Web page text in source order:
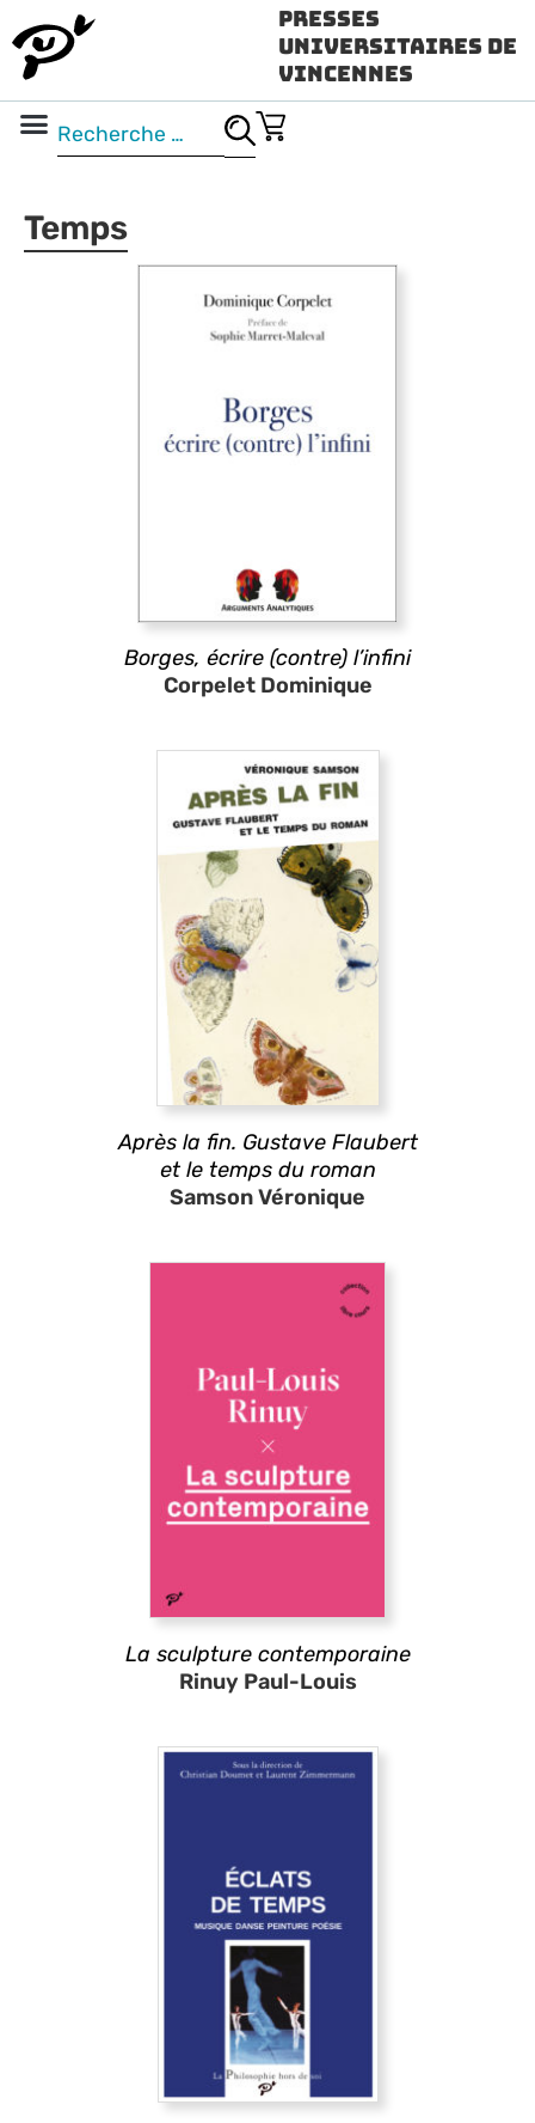
Presses
Universitaires de
Vincennes
Temps
Borges, écrire (contre) l’infini
Corpelet Dominique
Après la fin. Gustave Flaubert
et le temps du roman
Samson Véronique
La sculpture contemporaine
Rinuy Paul-Louis